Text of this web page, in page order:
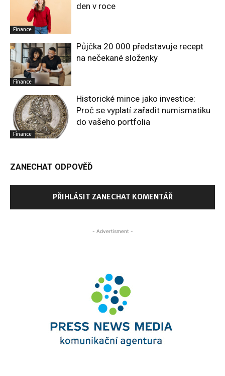
Finance
den v roce
Finance
Půjčka 20 000 představuje recept
na nečekané složenky
Finance
Historické mince jako investice:
Proč se vyplatí zařadit numismatiku
do vašeho portfolia
ZANECHAT ODPOVĚĎ
PŘIHLÁSIT ZANECHAT KOMENTÁŘ
- Advertisment -